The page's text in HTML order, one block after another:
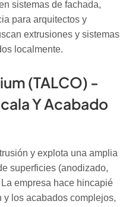
sistemas de fachada,
para arquitectos y
extrusiones y sistemas
localmente.
(TALCO) -
Y Acabado
y explota una amplia
superficies (anodizado,
empresa hace hincapié
y los acabados complejos,